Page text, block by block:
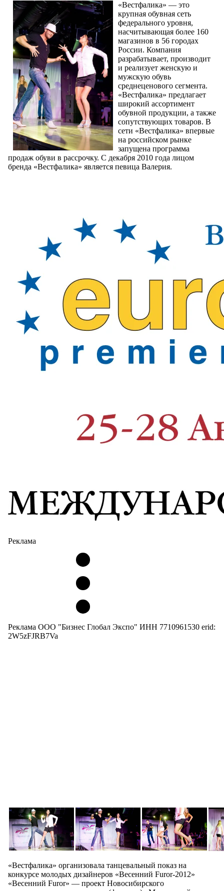
«Вестфалика» — это
крупная обувная сеть
федерального уровня,
насчитывающая более 160
магазинов в 56 городах
России. Компания
разрабатывает, производит
и реализует женскую и
мужскую обувь
среднеценового сегмента.
«Вестфалика» предлагает
широкий ассортимент
обувной продукции, а также
сопутствующих товаров. В
сети «Вестфалика» впервые
на российском рынке
запущена программа
продаж обуви в рассрочку. С декабря 2010 года лицом
бренда «Вестфалика» является певица Валерия.
Реклама
Реклама ООО "Бизнес Глобал Экспо" ИНН 7710961530 erid:
2W5zFJRB7Va
«Вестфалика» организовала танцевальный показ на
конкурсе молодых дизайнеров «Весенний Furor-2012»
«Весенний Furor» — проект Новосибирского